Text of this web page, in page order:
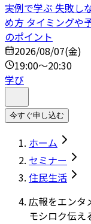
実例で学ぶ 失敗し
め方 タイミングや
のポイント
2026/08/07(金)
19:00～20:30
学び
今すぐ申し込む
ホーム
セミナー
住民生活
広報をエンタ
モシロク伝え